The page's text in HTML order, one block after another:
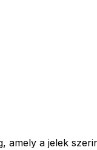
a jelek